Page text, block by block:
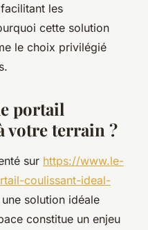
les
cette solution
le choix privilégié
portail
votre terrain ?
sur https://www.le-
coulissant-ideal-
solution idéale
constitue un enjeu